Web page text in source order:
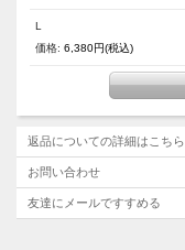
L
価格: 6,380円(税込)
返品についての詳細はこちら
お問い合わせ
友達にメールですすめる